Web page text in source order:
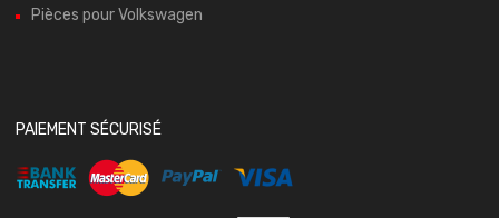
Pièces pour Volkswagen
PAIEMENT SÉCURISÉ